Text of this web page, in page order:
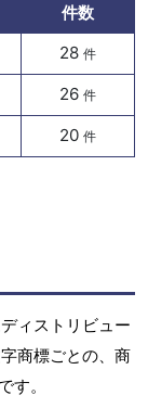
件数
28 件
26 件
20 件
ィストリビュー
商標ごとの、商
す。